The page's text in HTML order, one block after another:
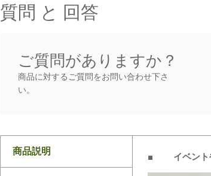
質問 と 回答
ご質問がありますか？
商品に対するご質問をお問い合わせ下さ
い。
商品説明 ■ イベントや